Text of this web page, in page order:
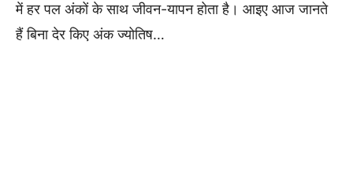
में हर पल अंकों के साथ जीवन-यापन होता है। आइए आज जानते
हैं बिना देर किए अंक ज्योतिष…